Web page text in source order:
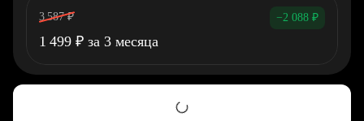
3 587 ₽ −2 088 ₽
1 499 ₽ за 3 месяца